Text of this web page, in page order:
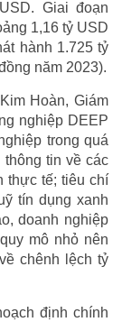
Giai đoạn
1,16 tỷ USD
hành 1.725 tỷ
năm 2023).
Hoàn, Giám
nghiệp DEEP
trong quá
tin về các
thực tế; tiêu chí
tín dụng xanh
doanh nghiệp
mô nhỏ nên
chênh lệch tỷ
định chính